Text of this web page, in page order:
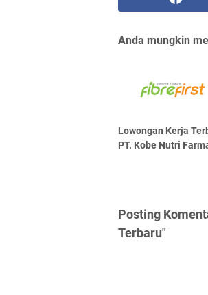
Anda mungkin
Lowongan Kerja
PT. Kobe Nutri
Posting
Terbaru"